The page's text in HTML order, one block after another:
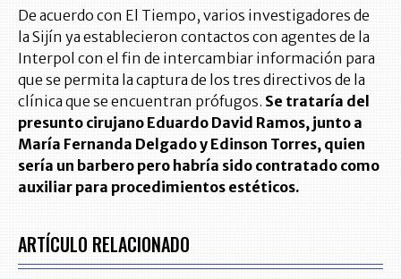
De acuerdo con El Tiempo, varios investigadores de
la Sijín ya establecieron contactos con agentes de la
Interpol con el fin de intercambiar información para
que se permita la captura de los tres directivos de la
clínica que se encuentran prófugos. Se trataría del
presunto cirujano Eduardo David Ramos, junto a
María Fernanda Delgado y Edinson Torres, quien
sería un barbero pero habría sido contratado como
auxiliar para procedimientos estéticos.
ARTÍCULO RELACIONADO